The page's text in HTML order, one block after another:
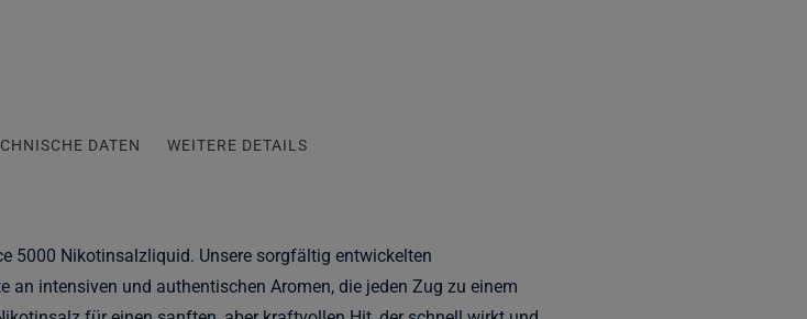
DATEN WEITERE DETAILS
5000 Nikotinsalzliquid. Unsere sorgfältig entwickelten
an intensiven und authentischen Aromen, die jeden Zug zu einem